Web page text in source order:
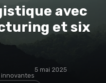
avec
et six
5 mai 2025